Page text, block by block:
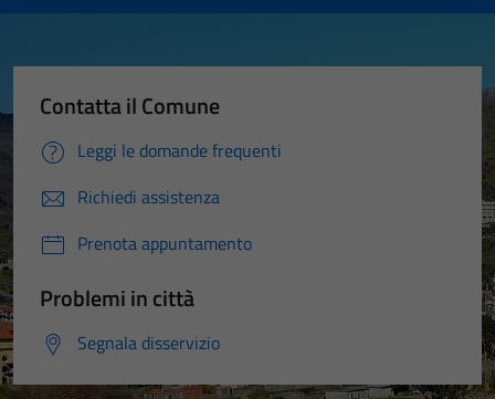
Contatta il Comune
Leggi le domande frequenti
Richiedi assistenza
Prenota appuntamento
Problemi in città
Segnala disservizio